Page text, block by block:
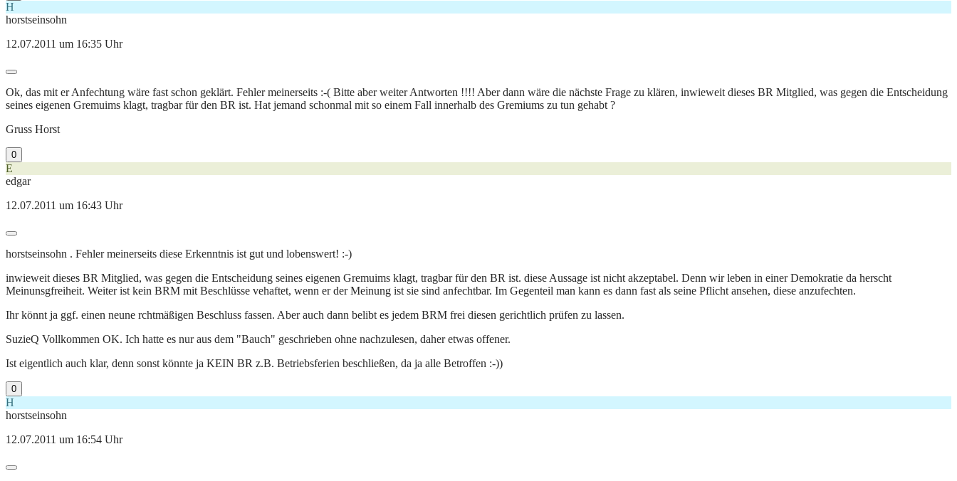
H
horstseinsohn
12.07.2011 um 16:35 Uhr
Ok, das mit er Anfechtung wäre fast schon geklärt. Fehler meinerseits :-( Bitte aber weiter Antworten !!!! Aber dann wäre die nächste Frage zu klären, inwieweit dieses BR Mitglied, was gegen die Entscheidung
seines eigenen Gremuims klagt, tragbar für den BR ist. Hat jemand schonmal mit so einem Fall innerhalb des Gremiums zu tun gehabt ?
Gruss Horst
0
E
edgar
12.07.2011 um 16:43 Uhr
horstseinsohn . Fehler meinerseits diese Erkenntnis ist gut und lobenswert! :-)
inwieweit dieses BR Mitglied, was gegen die Entscheidung seines eigenen Gremuims klagt, tragbar für den BR ist. diese Aussage ist nicht akzeptabel. Denn wir leben in einer Demokratie da herscht
Meinunsgfreiheit. Weiter ist kein BRM mit Beschlüsse vehaftet, wenn er der Meinung ist sie sind anfechtbar. Im Gegenteil man kann es dann fast als seine Pflicht ansehen, diese anzufechten.
Ihr könnt ja ggf. einen neune rchtmäßigen Beschluss fassen. Aber auch dann belibt es jedem BRM frei diesen gerichtlich prüfen zu lassen.
SuzieQ Vollkommen OK. Ich hatte es nur aus dem "Bauch" geschrieben ohne nachzulesen, daher etwas offener.
Ist eigentlich auch klar, denn sonst könnte ja KEIN BR z.B. Betriebsferien beschließen, da ja alle Betroffen :-))
0
H
horstseinsohn
12.07.2011 um 16:54 Uhr